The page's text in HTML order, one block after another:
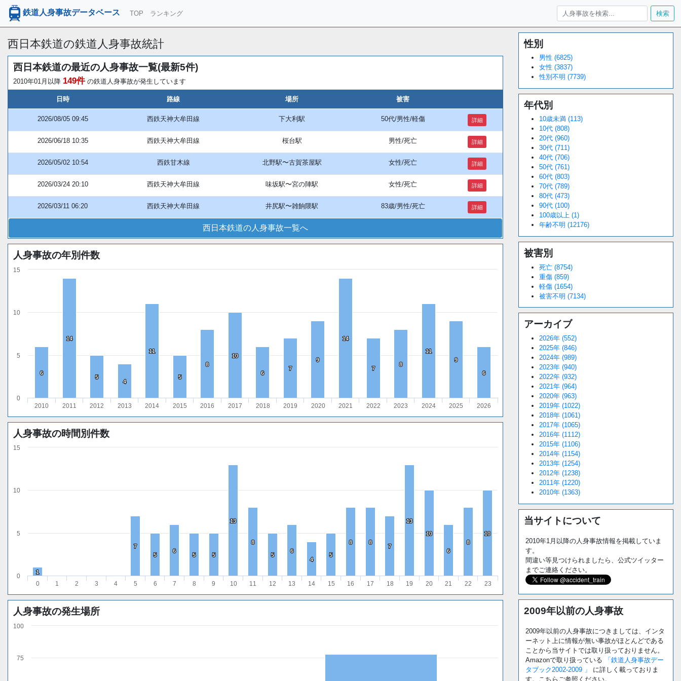
鉄道人身事故データベース TOP ランキング 検索
西日本鉄道の鉄道人身事故統計
西日本鉄道の最近の人身事故一覧(最新5件)
2010年01月以降 149件の鉄道人身事故が発生しています
日時 路線 場所 被害
2026/08/05 09:45 西鉄天神大牟田線 下大利駅 50代/男性/軽傷 詳細
2026/06/18 10:35 西鉄天神大牟田線 桜台駅 男性/死亡 詳細
2026/05/02 10:54 西鉄甘木線 北野駅〜古賀茶屋駅 女性/死亡 詳細
2026/03/24 20:10 西鉄天神大牟田線 味坂駅〜宮の陣駅 女性/死亡 詳細
2026/03/11 06:20 西鉄天神大牟田線 井尻駅〜雑餉隈駅 83歳/男性/死亡 詳細
西日本鉄道の人身事故一覧へ
人身事故の年別件数
6
6
14
14
5
5
4
4
11
11
5
5
8
8
10
10
6
6
7
7
9
9
14
14
7
7
8
8
11
11
9
9
6
6
2010 2011 2012 2013 2014 2015 2016 2017 2018 2019 2020 2021 2022 2023 2024 2025 2026
0
5
10
15
人身事故の時間別件数
1
1
7
7
5
5
6
6
5
5 5
5
13
13
8
8
5
5
6
6
4
4
5
5
8
8 8
8
7
7
13
13
10
10
6
6
8
8
10
10
0 1 2 3 4 5 6 7 8 9 10 11 12 13 14 15 16 17 18 19 20 21 22 23
0
5
10
15
人身事故の発生場所
75
100
Unmute
34.94%
性別
男性 (6825)
女性 (3837)
性別不明 (7739)
年代別
10歳未満 (113)
10代 (808)
20代 (960)
30代 (711)
40代 (706)
50代 (761)
60代 (803)
70代 (789)
80代 (473)
90代 (100)
100歳以上 (1)
年齢不明 (12176)
被害別
死亡 (8754)
重傷 (859)
軽傷 (1654)
被害不明 (7134)
アーカイブ
2026年 (552)
2025年 (846)
2024年 (989)
2023年 (940)
2022年 (932)
2021年 (964)
2020年 (963)
2019年 (1022)
2018年 (1061)
2017年 (1065)
2016年 (1112)
2015年 (1106)
2014年 (1154)
2013年 (1254)
2012年 (1238)
2011年 (1220)
2010年 (1363)
当サイトについて
2010年1月以降の人身事故情報を掲載していま
す。
間違い等見つけられましたら、公式ツイッター
までご連絡ください。
2009年以前の人身事故
2009年以前の人身事故につきましては、インタ
ーネット上に情報が無い事故がほとんどである
ことから当サイトでは取り扱っておりません。
Amazonで取り扱っている
「鉄道人身事故デー
タブック2002-2009 」
に詳しく載っておりま
す。こちらご参照ください。